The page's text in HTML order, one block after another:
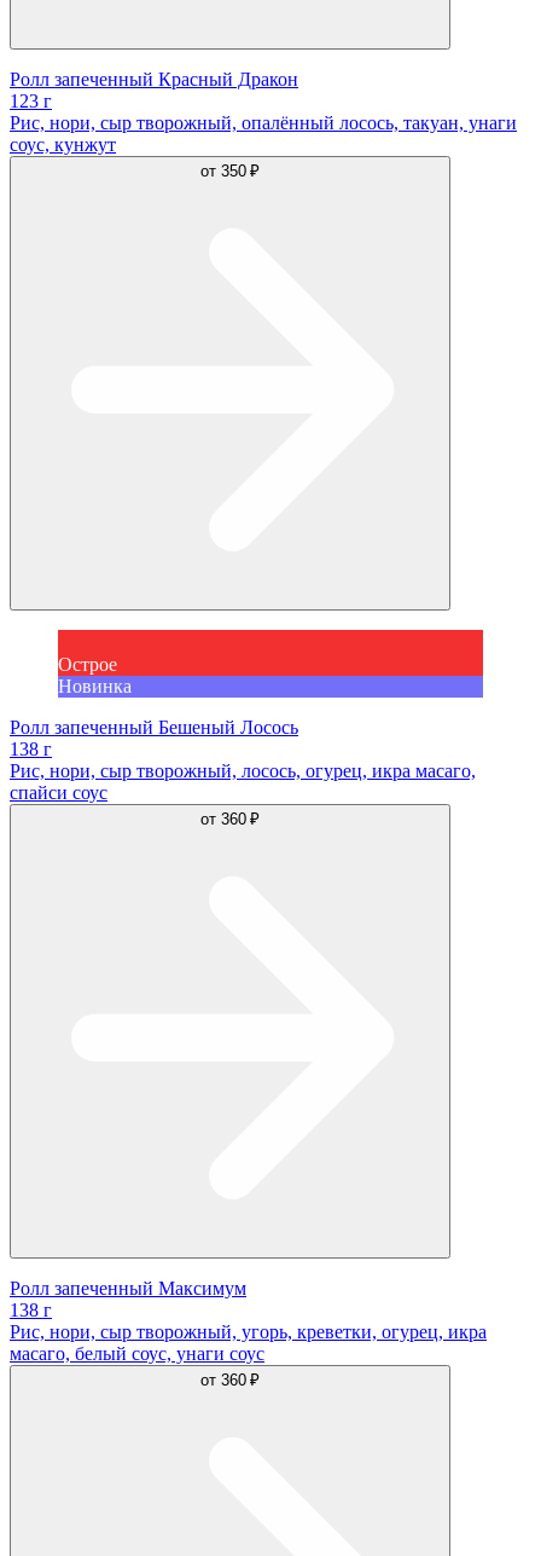
Ролл запеченный Красный Дракон
123 г
Рис, нори, сыр творожный, опалённый лосось, такуан, унаги
соус, кунжут
от 350 ₽
Острое
Новинка
Ролл запеченный Бешеный Лосось
138 г
Рис, нори, сыр творожный, лосось, огурец, икра масаго,
спайси соус
от 360 ₽
Ролл запеченный Максимум
138 г
Рис, нори, сыр творожный, угорь, креветки, огурец, икра
масаго, белый соус, унаги соус
от 360 ₽